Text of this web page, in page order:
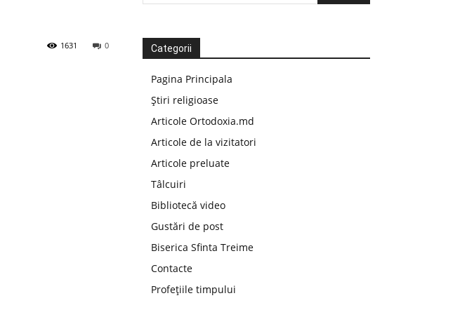
0
1631 Categorii
Pagina Principala
Știri religioase
Articole Ortodoxia.md
Articole de la vizitatori
Articole preluate
Tâlcuiri
Bibliotecă video
Gustări de post
Biserica Sfinta Treime
Contacte
Profețiile timpului